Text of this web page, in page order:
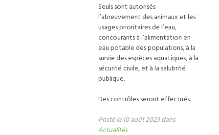
Seuls sont autorisés
l’abreuvement des animaux et les
usages prioritaires de l’eau,
concourants à l’alimentation en
eau potable des populations, à la
survie des espèces aquatiques, à la
sécurité civile, et à la salubrité
publique.
Des contrôles seront effectués.
Posté le 10 août 2023 dans
Actualités